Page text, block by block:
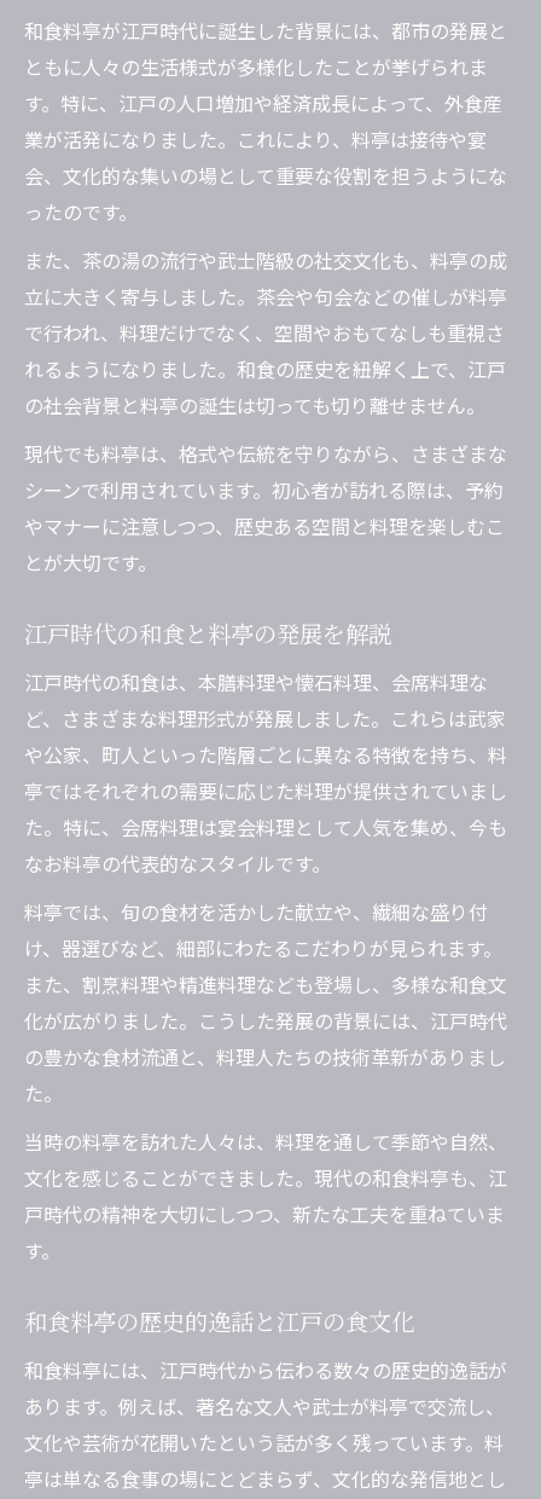
和食料亭が江戸時代に誕生した背景には、都市の発展と
ともに人々の生活様式が多様化したことが挙げられま
す。特に、江戸の人口増加や経済成長によって、外食産
業が活発になりました。これにより、料亭は接待や宴
会、文化的な集いの場として重要な役割を担うようにな
ったのです。
また、茶の湯の流行や武士階級の社交文化も、料亭の成
立に大きく寄与しました。茶会や句会などの催しが料亭
で行われ、料理だけでなく、空間やおもてなしも重視さ
れるようになりました。和食の歴史を紐解く上で、江戸
の社会背景と料亭の誕生は切っても切り離せません。
現代でも料亭は、格式や伝統を守りながら、さまざまな
シーンで利用されています。初心者が訪れる際は、予約
やマナーに注意しつつ、歴史ある空間と料理を楽しむこ
とが大切です。
江戸時代の和食と料亭の発展を解説
江戸時代の和食は、本膳料理や懐石料理、会席料理な
ど、さまざまな料理形式が発展しました。これらは武家
や公家、町人といった階層ごとに異なる特徴を持ち、料
亭ではそれぞれの需要に応じた料理が提供されていまし
た。特に、会席料理は宴会料理として人気を集め、今も
なお料亭の代表的なスタイルです。
料亭では、旬の食材を活かした献立や、繊細な盛り付
け、器選びなど、細部にわたるこだわりが見られます。
また、割烹料理や精進料理なども登場し、多様な和食文
化が広がりました。こうした発展の背景には、江戸時代
の豊かな食材流通と、料理人たちの技術革新がありまし
た。
当時の料亭を訪れた人々は、料理を通して季節や自然、
文化を感じることができました。現代の和食料亭も、江
戸時代の精神を大切にしつつ、新たな工夫を重ねていま
す。
和食料亭の歴史的逸話と江戸の食文化
和食料亭には、江戸時代から伝わる数々の歴史的逸話が
あります。例えば、著名な文人や武士が料亭で交流し、
文化や芸術が花開いたという話が多く残っています。料
亭は単なる食事の場にとどまらず、文化的な発信地とし